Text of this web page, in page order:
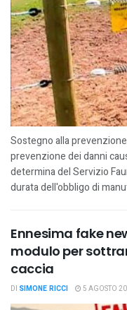
Sostegno alla
prevenzione dei danni
determina del Servizio
durata dell'obbligo di
Ennesima fake
modulo per
caccia
DI SIMONE RICCI 5 AGOSTO